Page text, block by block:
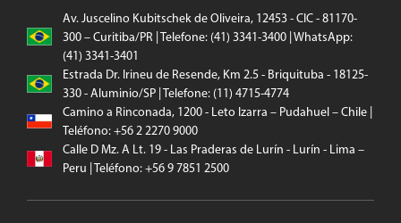
Av. Juscelino Kubitschek de Oliveira, 12453 - CIC - 81170-
300 – Curitiba/PR | Telefone: (41) 3341-3400 | WhatsApp:
(41) 3341-3401
Estrada Dr. Irineu de Resende, Km 2.5 - Briquituba - 18125-
330 - Aluminio/SP | Telefone: (11) 4715-4774
Camino a Rinconada, 1200 - Leto Izarra – Pudahuel – Chile |
Teléfono: +56 2 2270 9000
Calle D Mz. A Lt. 19 - Las Praderas de Lurín - Lurín - Lima –
Peru | Teléfono: +56 9 7851 2500